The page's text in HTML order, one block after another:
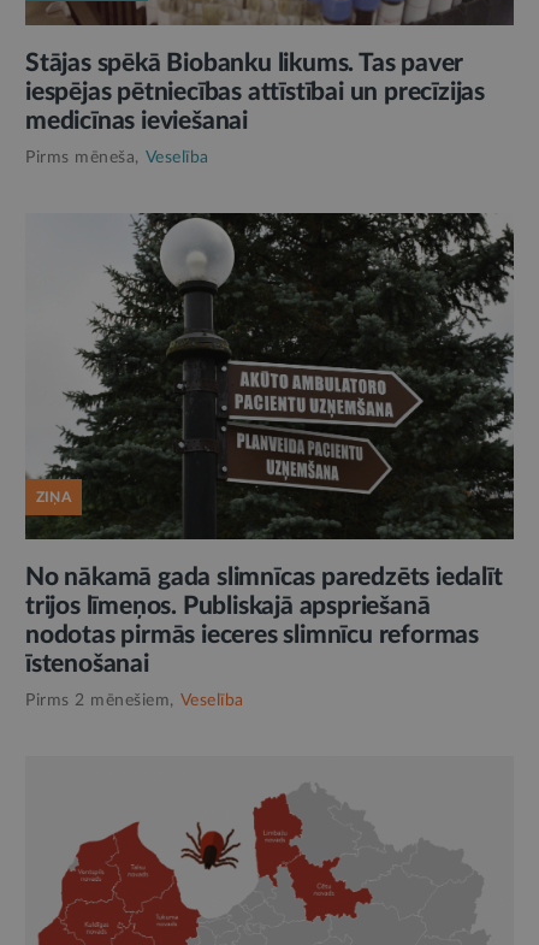
Stājas spēkā Biobanku likums. Tas paver
iespējas pētniecības attīstībai un precīzijas
medicīnas ieviešanai
Pirms mēneša, Veselība
ZIŅA
No nākamā gada slimnīcas paredzēts iedalīt
trijos līmeņos. Publiskajā apspriešanā
nodotas pirmās ieceres slimnīcu reformas
īstenošanai
Pirms 2 mēnešiem, Veselība